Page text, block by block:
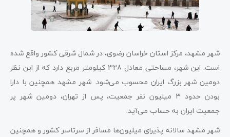
شهر مشهد، مرکز استان خراسان رضوی، در شمال شرقی کشور واقع شده
است. این شهر، مساحتی معادل 328 کیلومتر مربع دارد که از این نظر
دومین شهر بزرگ ایران محسوب می‌شود. شهر مشهد همچنین با دارا
بودن حدود 3 میلیون نفر جمعیت، پس از تهران، دومین شهر پر
جمعیت ایران به حساب می‌آید.
شهر مشهد سالانه پذیرای میلیون‌ها مسافر از سرتاسر کشور و همچنین